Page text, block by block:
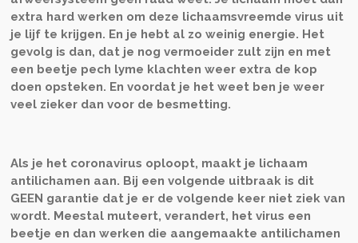
extra hard werken om deze lichaamsvreemde virus uit
je lijf te krijgen. En je hebt al zo weinig energie. Het
gevolg is dan, dat je nog vermoeider zult zijn en met
een beetje pech lyme klachten weer extra de kop
doen opsteken. En voordat je het weet ben je weer
veel zieker dan voor de besmetting.
Als je het coronavirus oploopt, maakt je lichaam
antilichamen aan. Bij een volgende uitbraak is dit
GEEN garantie dat je er de volgende keer niet ziek van
wordt. Meestal muteert, verandert, het virus een
beetje en dan werken die aangemaakte antilichamen